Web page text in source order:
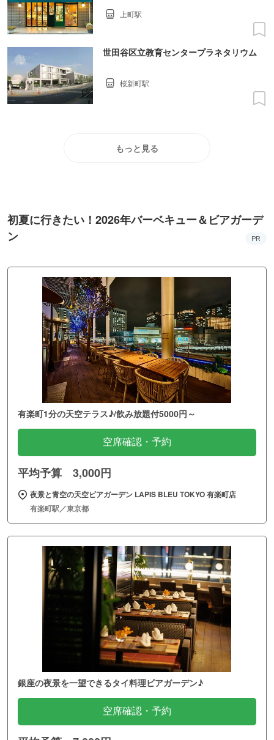
上町駅
世田谷区立教育センタープラネタリウム
桜新町駅
もっと見る
初夏に行きたい！2026年バーベキュー＆ビアガーデ
ン
PR
有楽町1分の天空テラス♪/飲み放題付5000円～
空席確認・予約
平均予算 3,000円
夜景と青空の天空ビアガーデン LAPIS BLEU TOKYO 有楽町店
有楽町駅／東京都
銀座の夜景を一望できるタイ料理ビアガーデン♪
空席確認・予約